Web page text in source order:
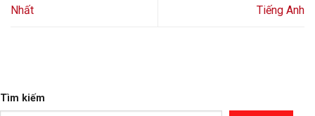
Nhất
Tiếng Anh
Tìm kiếm